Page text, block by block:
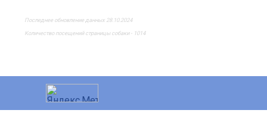
Последнее обновление данных 28.10.2024
Количество посещений страницы собаки - 1014